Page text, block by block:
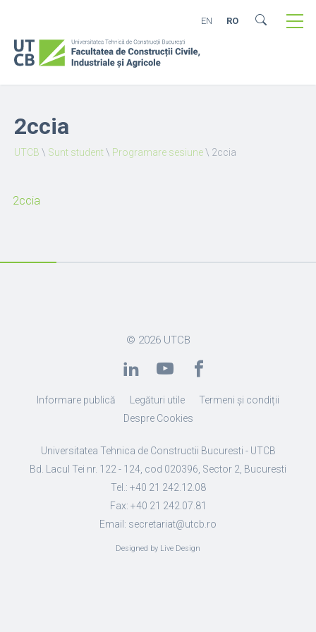
EN RO
2ccia
UTCB \ Sunt student\ Programare sesiune\ 2ccia
2ccia
© 2026 UTCB
Informare publică Legături utile
Termeni și condiții
Despre Cookies
Universitatea Tehnica de Constructii Bucuresti - UTCB
Bd. Lacul Tei nr. 122 - 124, cod 020396, Sector 2, Bucuresti
Tel.: +40 21 242.12.08
Fax: +40 21 242.07.81
Email: secretariat@utcb.ro
Designed by Live Design